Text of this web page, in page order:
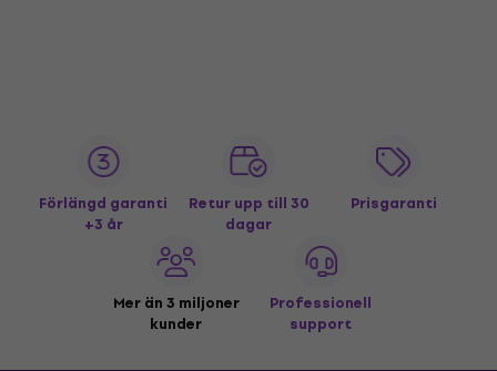
Förlängd garanti
+3 år
Retur upp till 30
dagar
Prisgaranti
Mer än 3 miljoner
kunder
Professionell
support